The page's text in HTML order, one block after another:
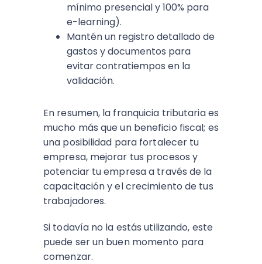
mínimo presencial y 100% para
e-learning).
Mantén un registro detallado de
gastos y documentos para
evitar contratiempos en la
validación.
En resumen, la franquicia tributaria es
mucho más que un beneficio fiscal; es
una posibilidad para fortalecer tu
empresa, mejorar tus procesos y
potenciar tu empresa a través de la
capacitación y el crecimiento de tus
trabajadores.
Si todavía no la estás utilizando, este
puede ser un buen momento para
comenzar.